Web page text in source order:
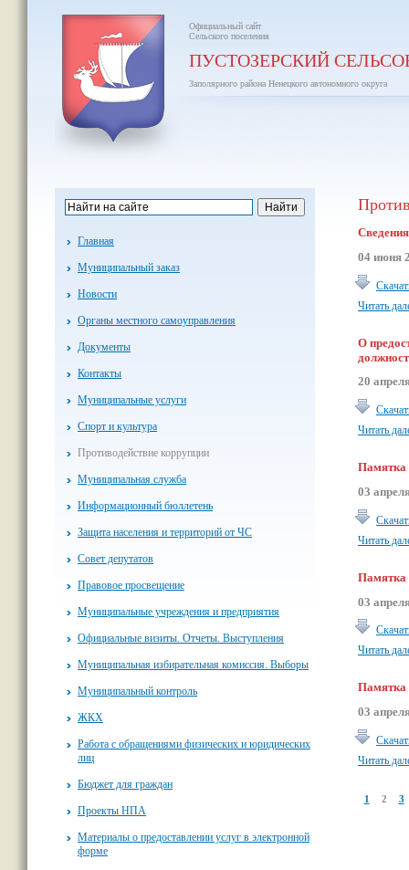
Официальный сайт
Сельского поселения
ПУСТОЗЕРСКИЙ
Заполярного района Ненецкого автономного округа
Главная
Муниципальный заказ
Новости
Органы местного самоуправления
Документы
Контакты
Муниципальные услуги
Спорт и культура
Противодействие коррупции
Муниципальная служба
Информационный бюллетень
Защита населения и территорий от ЧС
Совет депутатов
Правовое просвещение
Муниципальные учреждения и предприятия
Официальные визиты. Отчеты. Выступления
Муниципальная избирательная комиссия. Выборы
Муниципальный контроль
ЖКХ
Работа с обращениями физических и юридических
лиц
Бюджет для граждан
Проекты НПА
Материалы о предоставлении услуг в электронной
форме
04 июня
Читать
О
20
Читать
Памятка
03
Читать
Памятка
03
Читать
Памятка
03
Читать
1 2 3